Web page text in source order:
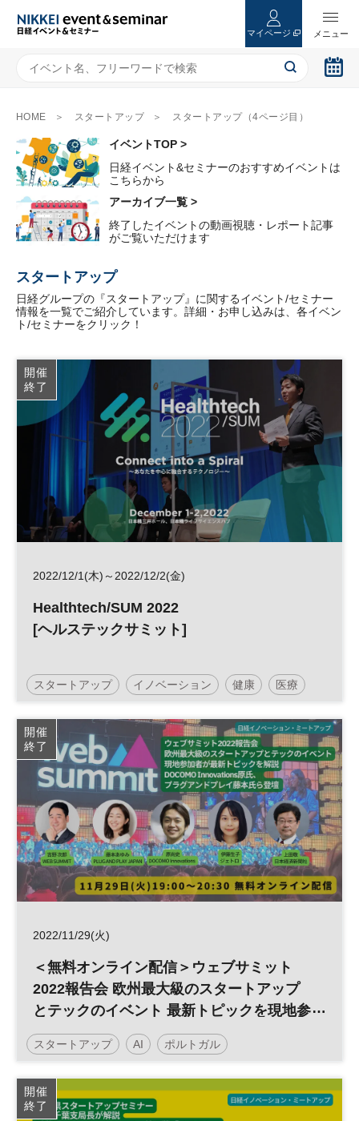
マイページ
HOME スタートアップ スタートアップ（4ページ目）
イベントTOP >
日経イベント&セミナーのおすすめイベントは
こちらから
アーカイブ一覧 >
終了したイベントの動画視聴・レポート記事
がご覧いただけます
スタートアップ
日経グループの『スタートアップ』に関するイベント/セミナー
情報を一覧でご紹介しています。詳細・お申し込みは、各イベン
ト/セミナーをクリック！
開催
終了
2022/12/1(木)～2022/12/2(金)
Healthtech/SUM 2022
[ヘルステックサミット]
スタートアップ イノベーション 健康 医療
テクノロジー
ヘルスケア
開催
終了
2022/11/29(火)
＜無料オンライン配信＞ウェブサミット
2022報告会 欧州最大級のスタートアップ
とテックのイベント 最新トピックを現地参
加者が報告 ウェブサミット吉野氏、プラグ
アンドプレイ藤本氏ら登壇 ◆日経イノベー
ション・ミートアップ◆
スタートアップ AI ポルトガル
日経イノベーション・ミートアップ イノベーション
人工知能 DX オープンイノベーション
開催
終了